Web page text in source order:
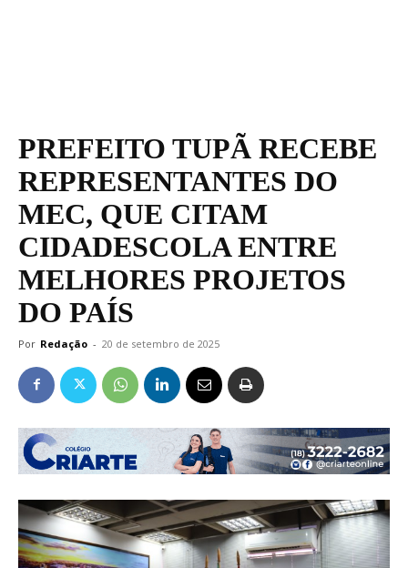
PREFEITO TUPÃ RECEBE
REPRESENTANTES DO
MEC, QUE CITAM
CIDADESCOLA ENTRE
MELHORES PROJETOS
DO PAÍS
Por Redação - 20 de setembro de 2025